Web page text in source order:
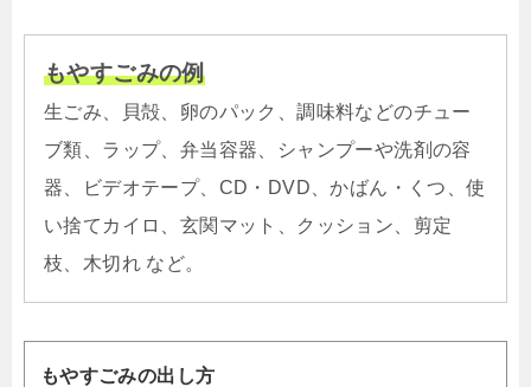
もやすごみの例
生ごみ、貝殻、卵のパック、調味料などのチュー
ブ類、ラップ、弁当容器、シャンプーや洗剤の容
器、ビデオテープ、CD・DVD、かばん・くつ、使
い捨てカイロ、玄関マット、クッション、剪定
枝、木切れ など。
もやすごみの出し方